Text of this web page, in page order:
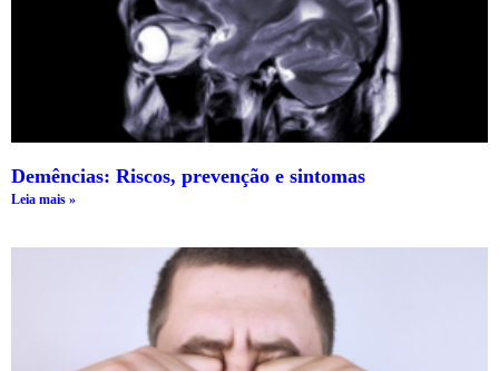
Demências: Riscos, prevenção e sintomas
Leia mais »